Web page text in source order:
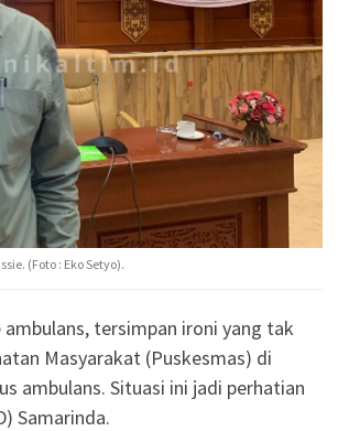
(Foto : Eko Setyo).
ambulans, tersimpan ironi yang tak
Masyarakat (Puskesmas) di
ambulans. Situasi ini jadi perhatian
Samarinda.